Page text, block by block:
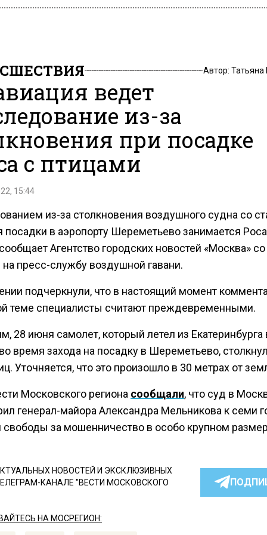
Автор: Татьяна
ведет
из-за
при посадке
с птицами
15:44
из-за столкновения воздушного судна со
посадки в аэропорту Шереметьево занимается
Агентство городских новостей «Москва» со
пресс-службу воздушной гавани.
подчеркнули, что в настоящий момент
теме специалисты считают преждевременными.
28 июня самолет, который летел из Екатеринбурга
время захода на посадку в Шереметьево,
Уточняется, что это произошло в 30 метрах от
Московского региона сообщали, что суд в
генерал-майора Александра Мельникова к семи
за мошенничество в особо крупном
НОВОСТЕЙ И ЭКСКЛЮЗИВНЫХ
КАНАЛЕ "ВЕСТИ МОСКОВСКОГО
НА МОСРЕГИОН: